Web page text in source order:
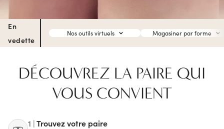
En
vedette
Nos outils virtuels Magasiner par forme
DÉCOUVREZ LA PAIRE QUI
VOUS CONVIENT
1 |Trouvez votre paire